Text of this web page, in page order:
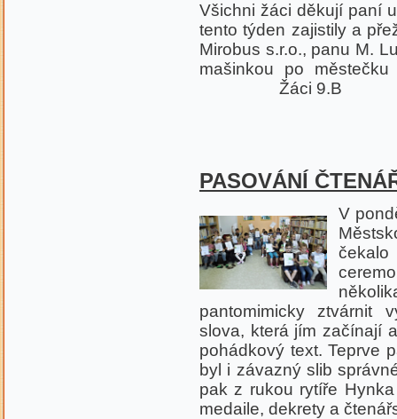
Všichni žáci děkují paní
tento týden zajistily a
Mirobus s.r.o., panu M.
mašinkou po
Žáci 9.B
PASOVÁNÍ
V
čekalo
pantomimicky ztvárnit
slova, která jím začínají
pohádkový text. Teprve
byl i závazný slib
pak z rukou rytíře
medaile, dekrety a